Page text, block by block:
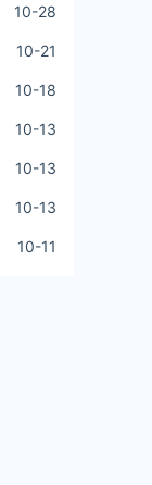
10-28
10-21
10-18
10-13
10-13
10-13
10-11